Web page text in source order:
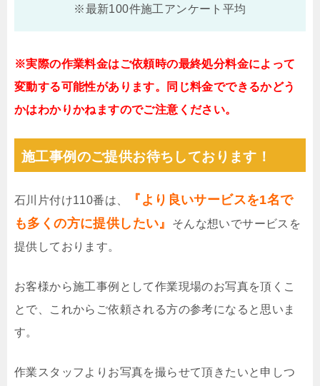
※最新100件施工アンケート平均
※実際の作業料金はご依頼時の最終処分料金によって
変動する可能性があります。同じ料金でできるかどう
かはわかりかねますのでご注意ください。
施工事例のご提供お待ちしております！
石川片付け110番は、
『より良いサービスを1名で
も多くの方に提供したい』
そんな想いでサービスを
提供しております。
お客様から施工事例として作業現場のお写真を頂くこ
とで、これからご依頼される方の参考になると思いま
す。
作業スタッフよりお写真を撮らせて頂きたいと申しつ